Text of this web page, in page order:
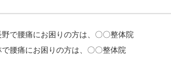
野で腰痛にお困りの方は、〇〇整体院
で腰痛にお困りの方は、〇〇整体院